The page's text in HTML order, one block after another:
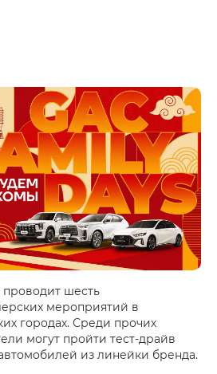
шесть
мероприятий в
городах. Среди прочих
могут пройти тест-драйв
из линейки бренда.